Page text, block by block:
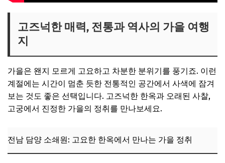
고즈넉한 매력, 전통과 역사의 가을 여행
지
가을은 왠지 모르게 고요하고 차분한 분위기를 풍기죠. 이런
계절에는 시간이 멈춘 듯한 전통적인 공간에서 사색에 잠겨
보는 것도 좋은 선택입니다. 고즈넉한 한옥과 오래된 사찰,
고궁에서 진정한 가을의 정취를 만나보세요.
전남 담양 소쇄원: 고요한 한옥에서 만나는 가을 정취